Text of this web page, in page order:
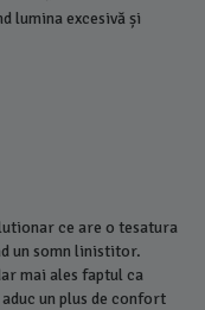
lumina excesivă și
ce are o tesatura
un somn linistitor.
mai ales faptul ca
un plus de confort